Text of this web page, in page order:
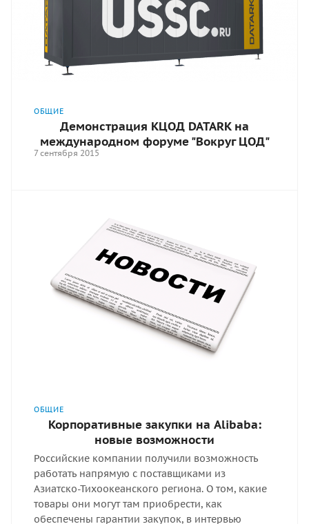
ОБЩИЕ
Демонстрация КЦОД DATARK на
международном форуме "Вокруг ЦОД"
7 сентября 2015
ОБЩИЕ
Корпоративные закупки на Alibaba:
новые возможности
Российские компании получили возможность
работать напрямую с поставщиками из
Азиатско-Тихоокеанского региона. О том, какие
товары они могут там приобрести, как
обеспечены гарантии закупок, в интервью